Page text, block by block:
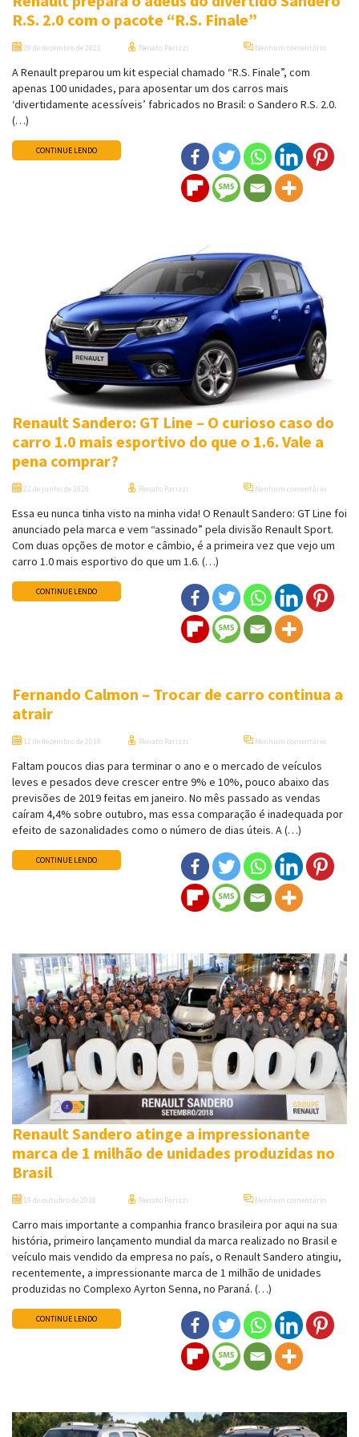
R.S. 2.0 com o pacote “R.S. Finale”
29 de dezembro de 2021 Renato Parizzi Nenhum comentário
A Renault preparou um kit especial chamado “R.S. Finale”, com
apenas 100 unidades, para aposentar um dos carros mais
‘divertidamente acessíveis’ fabricados no Brasil: o Sandero R.S. 2.0.
(…)
CONTINUE LENDO
Renault Sandero: GT Line – O curioso caso do
carro 1.0 mais esportivo do que o 1.6. Vale a
pena comprar?
22 de junho de 2020 Renato Parizzi Nenhum comentário
Essa eu nunca tinha visto na minha vida! O Renault Sandero: GT Line foi
anunciado pela marca e vem “assinado” pela divisão Renault Sport.
Com duas opções de motor e câmbio, é a primeira vez que vejo um
carro 1.0 mais esportivo do que um 1.6. (…)
CONTINUE LENDO
Fernando Calmon – Trocar de carro continua a
atrair
12 de dezembro de 2019 Renato Parizzi Nenhum comentário
Faltam poucos dias para terminar o ano e o mercado de veículos
leves e pesados deve crescer entre 9% e 10%, pouco abaixo das
previsões de 2019 feitas em janeiro. No mês passado as vendas
caíram 4,4% sobre outubro, mas essa comparação é inadequada por
efeito de sazonalidades como o número de dias úteis. A (…)
CONTINUE LENDO
Renault Sandero atinge a impressionante
marca de 1 milhão de unidades produzidas no
Brasil
19 de outubro de 2018 Renato Parizzi Nenhum comentário
Carro mais importante a companhia franco brasileira por aqui na sua
história, primeiro lançamento mundial da marca realizado no Brasil e
veículo mais vendido da empresa no país, o Renault Sandero atingiu,
recentemente, a impressionante marca de 1 milhão de unidades
produzidas no Complexo Ayrton Senna, no Paraná. (…)
CONTINUE LENDO